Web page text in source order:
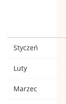
Styczeń
Luty
Marzec